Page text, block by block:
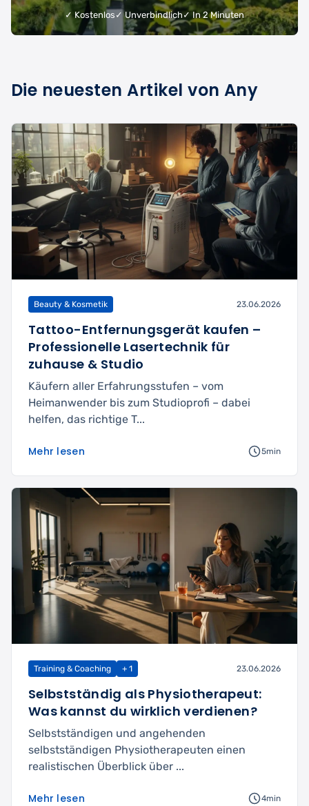
✓ Kostenlos ✓ Unverbindlich ✓ In 2 Minuten
Die neuesten Artikel von Any
Beauty & Kosmetik 23.06.2026
Tattoo-Entfernungsgerät kaufen –
Professionelle Lasertechnik für
zuhause & Studio
Käufern aller Erfahrungsstufen – vom
Heimanwender bis zum Studioprofi – dabei
helfen, das richtige T...
Mehr lesen 5min
Training & Coaching + 1 23.06.2026
Selbstständig als Physiotherapeut:
Was kannst du wirklich verdienen?
Selbstständigen und angehenden
selbstständigen Physiotherapeuten einen
realistischen Überblick über ...
Mehr lesen 4min